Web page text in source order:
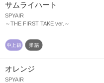
サムライハート
SPYAIR
～THE FIRST TAKE ver.～
オレンジ
SPYAIR